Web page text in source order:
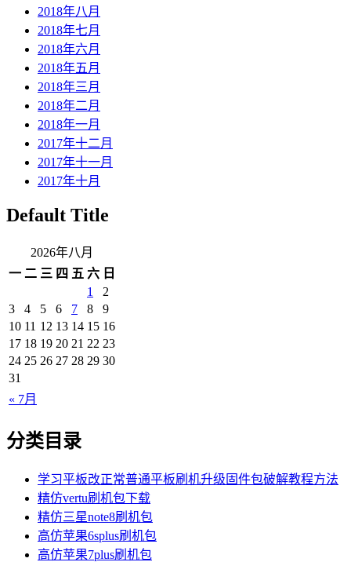
2018年八月
2018年七月
2018年六月
2018年五月
2018年三月
2018年二月
2018年一月
2017年十二月
2017年十一月
2017年十月
Default Title
2026年八月
一 二 三 四 五 六 日
« 7月
1
2
3
4 5 6 7 8
9
10 11 12 13 14 15 16
17 18 19 20 21 22 23
24 25 26 27 28 29 30
31
分类目录
学习平板改正常普通平板刷机升级固件包破解教程方法
精仿vertu刷机包下载
精仿三星note8刷机包
高仿苹果6splus刷机包
高仿苹果7plus刷机包